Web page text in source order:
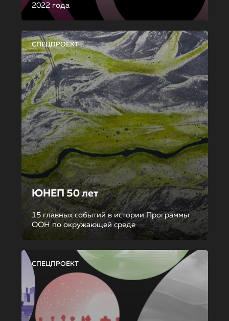
2022 года
СПЕЦПРОЕКТ
ЮНЕП 50 лет
15 главных событий в истории Программы
ООН по окружающей среде
СПЕЦПРОЕКТ